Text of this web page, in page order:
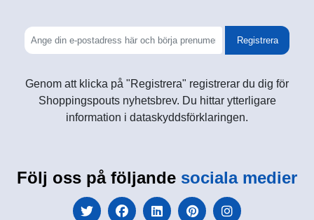
Registrera
Genom att klicka på "Registrera" registrerar du dig för
Shoppingspouts nyhetsbrev. Du hittar ytterligare
information i dataskyddsförklaringen.
Följ oss på följande sociala medier